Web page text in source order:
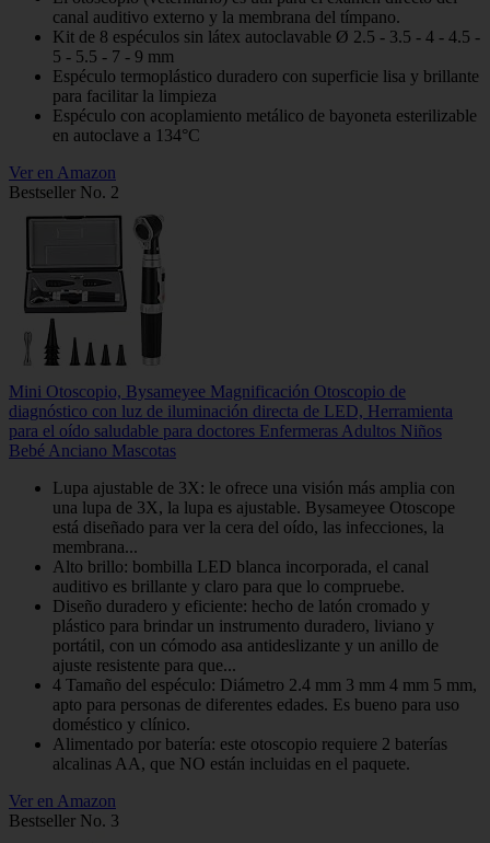
canal auditivo externo y la membrana del tímpano.
Kit de 8 espéculos sin látex autoclavable Ø 2.5 - 3.5 - 4 - 4.5 -
5 - 5.5 - 7 - 9 mm
Espéculo termoplástico duradero con superficie lisa y brillante
para facilitar la limpieza
Espéculo con acoplamiento metálico de bayoneta esterilizable
en autoclave a 134°C
Ver en Amazon
Bestseller No. 2
Mini Otoscopio, Bysameyee Magnificación Otoscopio de
diagnóstico con luz de iluminación directa de LED, Herramienta
para el oído saludable para doctores Enfermeras Adultos Niños
Bebé Anciano Mascotas
Lupa ajustable de 3X: le ofrece una visión más amplia con
una lupa de 3X, la lupa es ajustable. Bysameyee Otoscope
está diseñado para ver la cera del oído, las infecciones, la
membrana...
Alto brillo: bombilla LED blanca incorporada, el canal
auditivo es brillante y claro para que lo compruebe.
Diseño duradero y eficiente: hecho de latón cromado y
plástico para brindar un instrumento duradero, liviano y
portátil, con un cómodo asa antideslizante y un anillo de
ajuste resistente para que...
4 Tamaño del espéculo: Diámetro 2.4 mm 3 mm 4 mm 5 mm,
apto para personas de diferentes edades. Es bueno para uso
doméstico y clínico.
Alimentado por batería: este otoscopio requiere 2 baterías
alcalinas AA, que NO están incluidas en el paquete.
Ver en Amazon
Bestseller No. 3